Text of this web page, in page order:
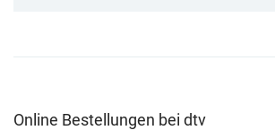
Online Bestellungen bei dtv